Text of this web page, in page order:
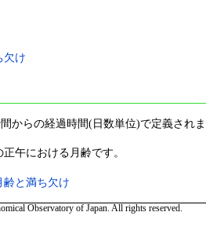
欠け
からの経過時間(日数単位)で定義され
午における月齢です。
齢と満ち欠け
Observatory of Japan. All rights reserved.